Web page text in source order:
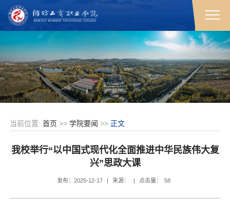
当前位置: 首页 >> 学院要闻 >> 正文
我校举行“以中国式现代化全面推进中华民族伟大复
兴”思政大课
发布：2025-12-17 | 来源： | 点击量： 58